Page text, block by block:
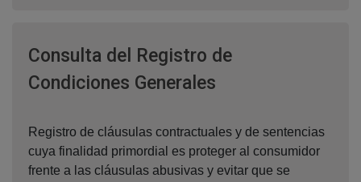
Consulta del Registro de
Condiciones Generales
Registro de cláusulas contractuales y de sentencias
cuya finalidad primordial es proteger al consumidor
frente a las cláusulas abusivas y evitar que se